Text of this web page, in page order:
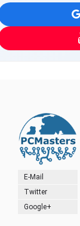
E-Mail
Twitter
Google+